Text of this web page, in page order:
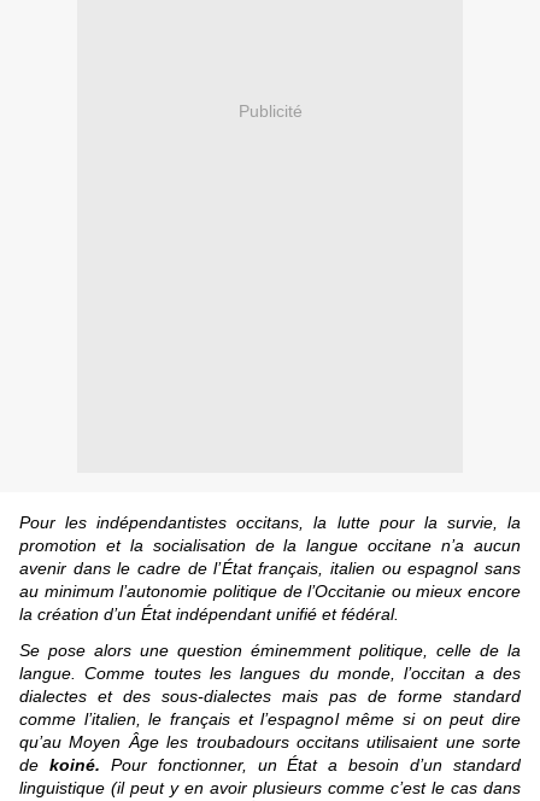
Publicité
Pour les indépendantistes occitans, la lutte pour la survie,
la
promotion et la socialisation de la langue occitane n’a aucun
avenir dans le cadre de l’État français, italien ou espagnol sans
au minimum l’autonomie politique de l’Occitanie ou mieux encore
la création d’un État indépendant unifié et fédéral.
Se pose alors une question éminemment politique, celle de la
langue. Comme toutes les langues du monde, l’occitan a des
dialectes et des sous-dialectes mais pas de forme standard
comme l’italien, le français et l’espagnol même si on peut dire
qu’au Moyen Âge les troubadours occitans utilisaient une sorte
de koiné. Pour fonctionner, unÉtat a besoin d’un standard
linguistique (il peut y en avoir plusieurs comme c’est le cas dans